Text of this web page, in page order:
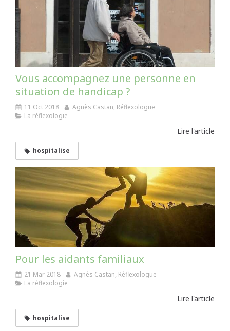
Vous accompagnez une personne en
situation de handicap ?
11 Oct 2018
Agnès Castan, Réflexologue
La réflexologie
Lire l'article
hospitalise
Pour les aidants familiaux
21 Mar 2018
Agnès Castan, Réflexologue
La réflexologie
Lire l'article
hospitalise